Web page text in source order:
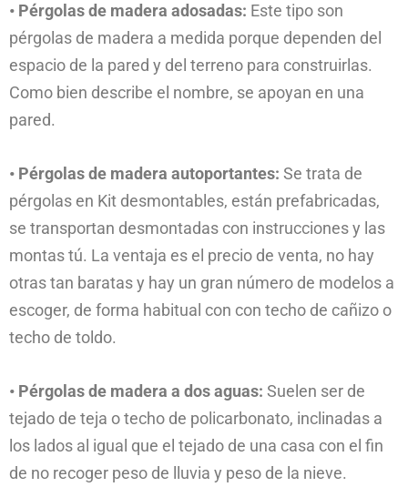
• Pérgolas de madera adosadas: Este tipo son
pérgolas de madera a medida porque dependen del
espacio de la pared y del terreno para construirlas.
Como bien describe el nombre, se apoyan en una
pared.
• Pérgolas de madera autoportantes: Se trata de
pérgolas en Kit desmontables, están prefabricadas,
se transportan desmontadas con instrucciones y las
montas tú. La ventaja es el precio de venta, no hay
otras tan baratas y hay un gran número de modelos a
escoger, de forma habitual con con techo de cañizo o
techo de toldo.
• Pérgolas de madera a dos aguas: Suelen ser de
tejado de teja o techo de policarbonato, inclinadas a
los lados al igual que el tejado de una casa con el fin
de no recoger peso de lluvia y peso de la nieve.